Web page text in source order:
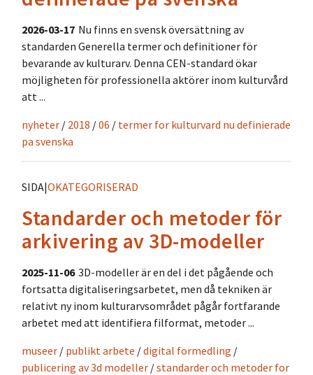
2026-03-17 Nu finns en svensk översättning av
standarden Generella termer och definitioner för
bevarande av kulturarv. Denna CEN-standard ökar
möjligheten för professionella aktörer inom kulturvård
att ...
nyheter / 2018 /06 / termer for kulturvard nu definierade
pa svenska
SIDA|OKATEGORISERAD
Standarder och metoder för
arkivering av 3D-modeller
2025-11-06 3D-modeller är en del i det pågående och
fortsatta digitaliseringsarbetet, men då tekniken är
relativt ny inom kulturarvsområdet pågår fortfarande
arbetet med att identifiera filformat, metoder ...
museer / publikt arbete /digital formedling /
publicering av 3d modeller /standarder och metoder for